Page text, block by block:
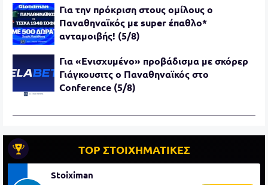
Για την πρόκριση στους ομίλους ο
Παναθηναϊκός με super έπαθλο*
ανταμοιβής! (5/8)
Για «Ενισχυμένο» προβάδισμα με σκόρερ
Γιάγκουσιτς ο Παναθηναϊκός στο
Conference (5/8)
TOP ΣΤΟΙΧΗΜΑΤΙΚΕΣ
Stoiximan